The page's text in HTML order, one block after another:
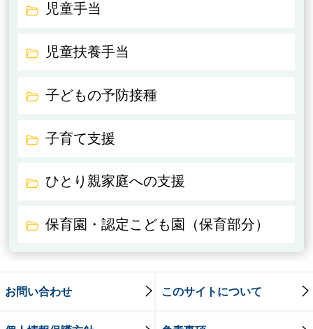
児童手当
児童扶養手当
子どもの予防接種
子育て支援
ひとり親家庭への支援
保育園・認定こども園（保育部分）
お問い合わせ このサイトについて